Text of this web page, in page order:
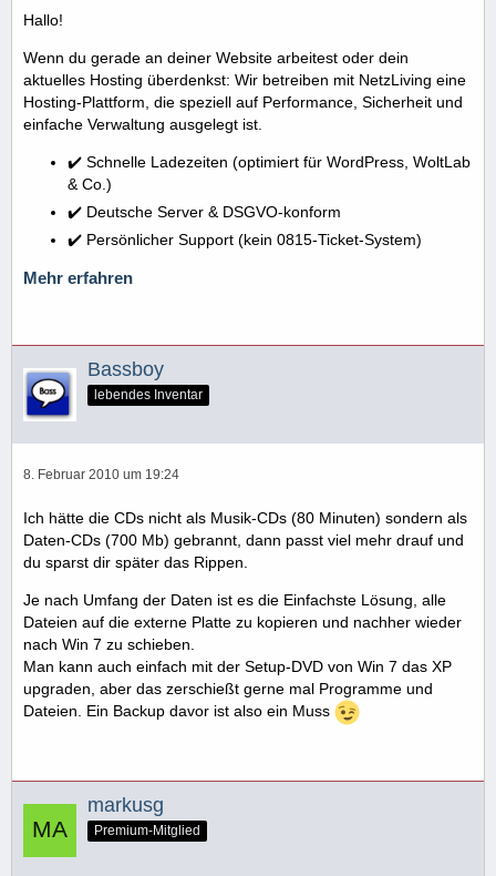
Hallo!
Wenn du gerade an deiner Website arbeitest oder dein
aktuelles Hosting überdenkst: Wir betreiben mit NetzLiving eine
Hosting-Plattform, die speziell auf Performance, Sicherheit und
einfache Verwaltung ausgelegt ist.
✔️ Schnelle Ladezeiten (optimiert für WordPress, WoltLab
& Co.)
✔️ Deutsche Server & DSGVO-konform
✔️ Persönlicher Support (kein 0815-Ticket-System)
Mehr erfahren
Bassboy
lebendes Inventar
8. Februar 2010 um 19:24
Ich hätte die CDs nicht als Musik-CDs (80 Minuten) sondern als
Daten-CDs (700 Mb) gebrannt, dann passt viel mehr drauf und
du sparst dir später das Rippen.
Je nach Umfang der Daten ist es die Einfachste Lösung, alle
Dateien auf die externe Platte zu kopieren und nachher wieder
nach Win 7 zu schieben.
Man kann auch einfach mit der Setup-DVD von Win 7 das XP
upgraden, aber das zerschießt gerne mal Programme und
Dateien. Ein Backup davor ist also ein Muss
markusg
Premium-Mitglied